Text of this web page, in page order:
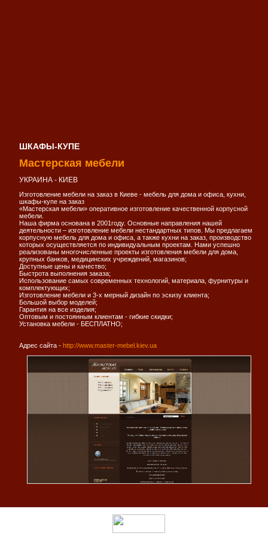
ШКАФЫ-КУПЕ
Мастерская мебели
УКРАИНА - КИЕВ
Изготовление мебели на заказ в Киеве - мебель для дома и офиса, кухни,
шкафы-купе на заказ
«Мастерская мебели» оперативное изготовление качественной корпусной
мебели.
Наша фирма основана в 2001году. Основные направления нашей
деятельности – изготовление мебели нестандартных типов. Мы предлагаем
корпусную мебель для дома и офиса, а также кухни на заказ, производство
которых осуществляется по индивидуальным проектам. Нами успешно
реализованы многочисленные проекты изготовления мебели для дома,
крупных банков, медицинских учреждений, магазинов;
Доступные цены и качество;
Быстрота выполнения заказа;
Использование самых современных технологий, материала, фурнитуры и
комплектующих;
Изготовление мебели и 3-х мерный дизайн по эскизу клиента;
Большой выбор моделей;
Гарантия на все изделия;
Оптовым и постоянным клиентам - гибкие скидки;
Установка мебели - БЕСПЛАТНО;
Адрес сайта - http://www.master-mebel.kiev.ua